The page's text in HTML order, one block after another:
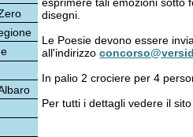
Le Poesie devono essere inviate entro
all'indirizzoconcorso@versidincontro.it
In palio 2 crociere per 4 persone